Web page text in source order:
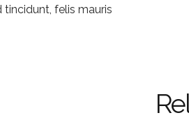
tincidunt, felis mauris